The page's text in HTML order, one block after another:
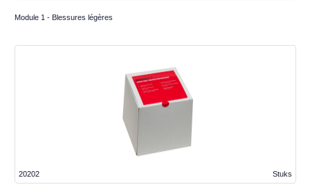
Module 1 - Blessures légères
Stuks
20202